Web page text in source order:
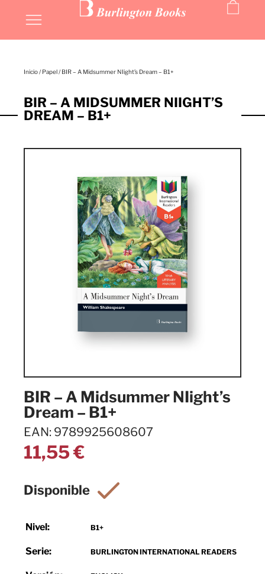
Inicio/ Papel/ BIR – A Midsummer NIight’s Dream – B1+
BIR – A MIDSUMMER NIIGHT’S
DREAM – B1+
BIR – A Midsummer NIight’s
Dream – B1+
EAN: 9789925608607
11,55€
Nivel: B1+
Serie: BURLINGTON INTERNATIONAL READERS